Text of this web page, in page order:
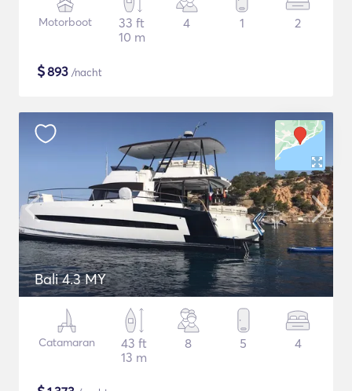
Motorboot
33 ft
10 m
4 1 2
$893 /nacht
Bali 4.3 MY
Catamaran
43 ft
13 m
8 5 4